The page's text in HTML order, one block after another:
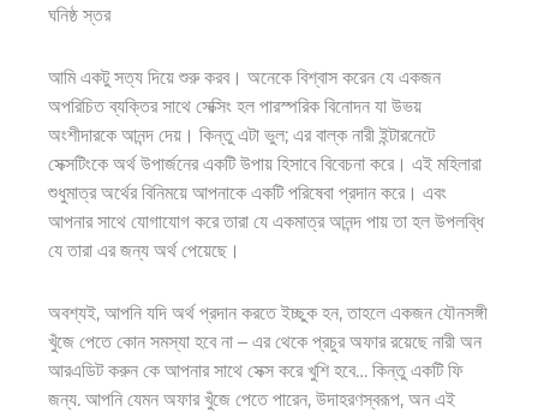
ঘনিষ্ঠস্তর
আমি একটু সত্য দিয়ে শুরু করব। অনেকে বিশ্বাস করেন যে একজন
অপরিচিত ব্যক্তির সাথে সেক্সিং হল পারস্পরিক বিনোদন যা উভয়
অংশীদারকে আনন্দ দেয়। কিন্তুএটা ভুল; এর বাল্ক নারী ইন্টারনেটে
সেক্সটিংকে অর্থ উপার্জনের একটি উপায় হিসাবে বিবেচনা করে। এই মহিলারা
শুধুমাত্র অর্থের বিনিময়ে আপনাকে একটি পরিষেবা প্রদান করে। এবং
আপনার সাথে যোগাযোগ করে তারা যে একমাত্র আনন্দ পায় তা হল উপলব্ধি
যে তারা এর জন্য অর্থ পেয়েছে।
অবশ্যই, আপনি যদি অর্থ প্রদান করতে ইচ্ছুক হন, তাহলে একজন যৌনসঙ্গী
খুঁজে পেতে কোন সমস্যা হবে না – এর থেকে প্রচুর অফার রয়েছে নারী অন
আরএডিট করুন কে আপনার সাথে সেক্স করে খুশি হবে… কিন্তু একটি ফি
জন্য. আপনি যেমন অফার খুঁজে পেতে পারেন, উদাহরণস্বরূপ, অন এই